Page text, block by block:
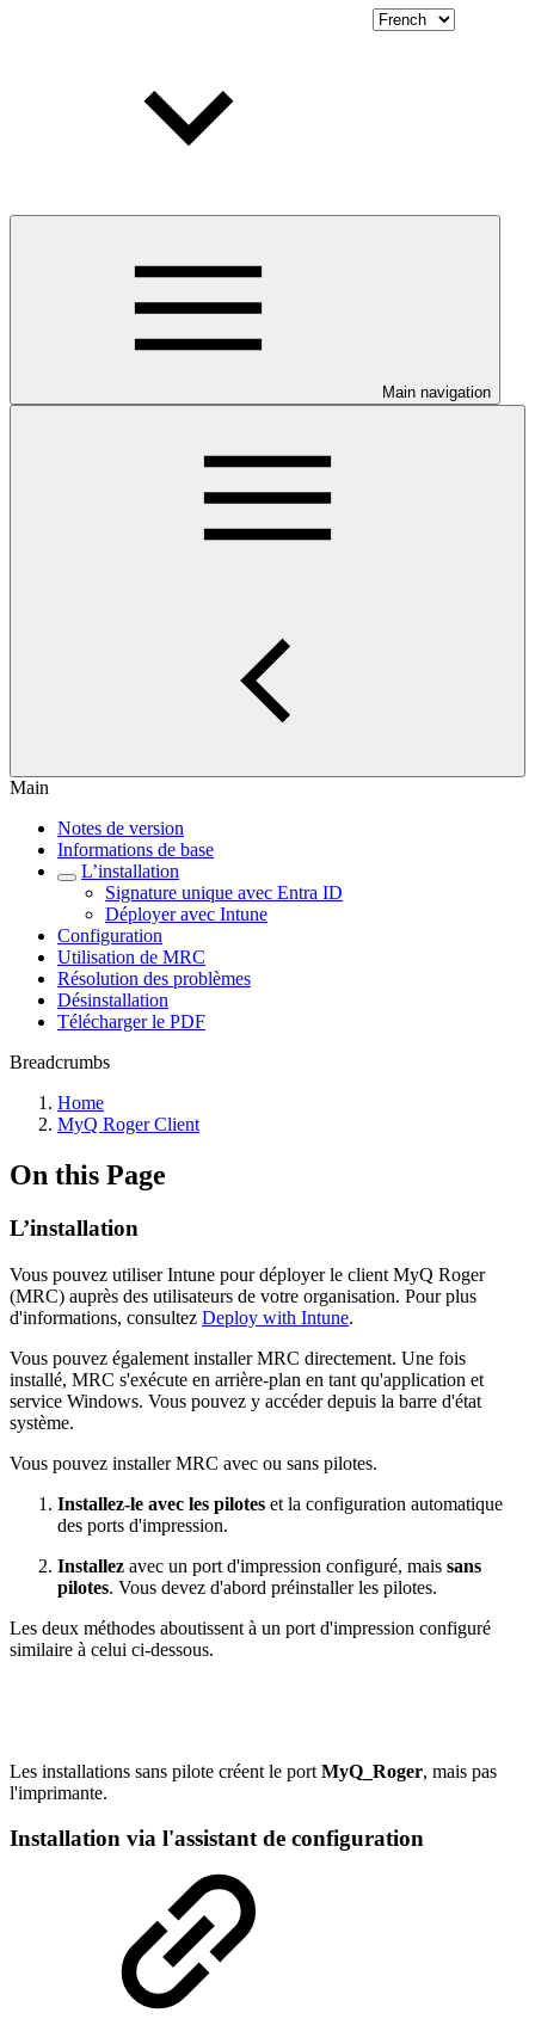
Main navigation
Main
Notes de version
Informations de base
L’installation
Signature unique avec Entra ID
Déployer avec Intune
Configuration
Utilisation de MRC
Résolution des problèmes
Désinstallation
Télécharger le PDF
Breadcrumbs
Home
MyQ Roger Client
On this Page
L’installation
Vous pouvez utiliser Intune pour déployer le client MyQ Roger
(MRC) auprès des utilisateurs de votre organisation. Pour plus
d'informations, consultez Deploy with Intune.
Vous pouvez également installer MRC directement. Une fois
installé, MRC s'exécute en arrière-plan en tant qu'application et
service Windows. Vous pouvez y accéder depuis la barre d'état
système.
Vous pouvez installer MRC avec ou sans pilotes.
Installez-le avec les pilotes et la configuration automatique
des ports d'impression.
Installez avec un port d'impression configuré, mais sans
pilotes. Vous devez d'abord préinstaller les pilotes.
Les deux méthodes aboutissent à un port d'impression configuré
similaire à celui ci-dessous.
Les installations sans pilote créent le port MyQ_Roger, mais pas
l'imprimante.
Installation via l'assistant de configuration